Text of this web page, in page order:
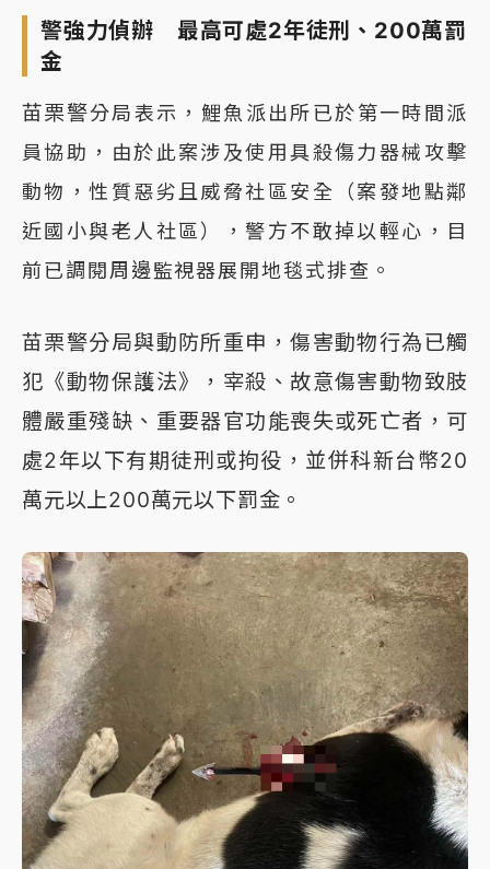
警強力偵辦 最高可處2年徒刑、200萬罰
金
苗栗警分局表示，鯉魚派出所已於第一時間派
員協助，由於此案涉及使用具殺傷力器械攻擊
動物，性質惡劣且威脅社區安全（案發地點鄰
近國小與老人社區），警方不敢掉以輕心，目
前已調閱周邊監視器展開地毯式排查。
苗栗警分局與動防所重申，傷害動物行為已觸
犯《動物保護法》，宰殺、故意傷害動物致肢
體嚴重殘缺、重要器官功能喪失或死亡者，可
處2年以下有期徒刑或拘役，並併科新台幣20
萬元以上200萬元以下罰金。